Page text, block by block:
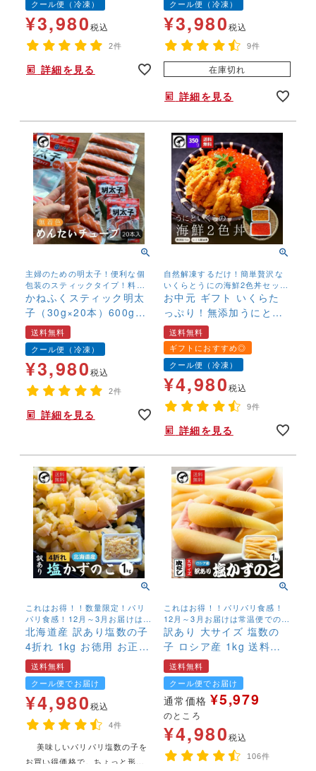
クール便（冷凍）
¥3,980税込
2件
詳細を見る
取り寄せグルメ 博多 福
岡 お土産 お返し ギフト
海鮮 魚介類 丼 激安 業務
お中元 母の日 父の日
クール便（冷凍）
¥3,980税込
9件
在庫切れ
詳細を見る
主婦のための明太子！便利な個
包装のスティックタイプ！料理
にそのまま使えてどんな料理に
も相性抜群！
かねふくスティック明太
子（30g×20本）600g
無着色 明太チューブ
バラコ 簡単 便利 時
短 ギフト プレゼン
ト 送料無料
送料無料
クール便（冷凍）
¥3,980税込
2件
詳細を見る
自然解凍するだけ！簡単贅沢な
いくらとうにの海鮮2色丼セッ
ト。【送料無料】でお届け♪
お中元 ギフト いくらた
っぷり！無添加うにと海
鮮2色丼 お中元 イク
ラ ウニ 送料無料 簡
単 贅沢
送料無料
ギフトにおすすめ◎
クール便（冷凍）
¥4,980税込
9件
詳細を見る
これはお得！！数量限定！パリ
パリ食感！12月～3月お届けは常
温便での発送。 4月～11月お届
けは冷蔵便発送
北海道産 訳あり塩数の子
4折れ 1kg お徳用 お正月
おせち かずのこ カズノ
コ 数の子 大容量【送料
無料】
送料無料
クール便でお届け
¥4,980税込
4件
美味しいパリパリ塩数の子を
お買い得価格で。ちょっと形は
これはお得！！パリパリ食感！
12月～3月お届けは常温便での発
送。 4月～11月お届けは冷蔵便
発送
訳あり 大サイズ 塩数の
子 ロシア産 1kg 送料無
料 お徳用 お正月 おせち
かずのこ カズノコ 数の
子 大容量
送料無料
クール便でお届け
通常価格 ¥5,979
のところ
¥4,980税込
106件